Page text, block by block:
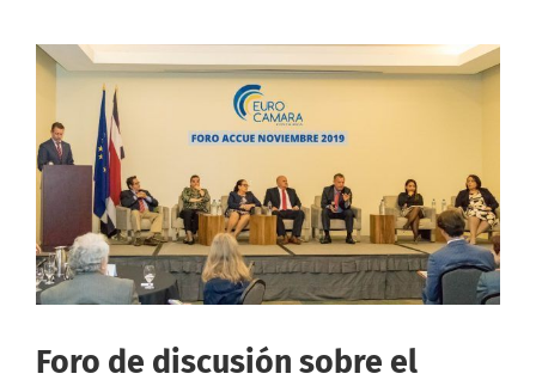
Foro de discusión sobre el